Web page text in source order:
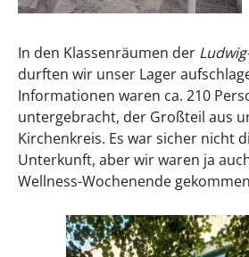
In den Klassenräumen der
durften wir unser Lager
Informationen waren ca. 210
untergebracht, der Großteil aus
Kirchenkreis. Es war sicher nicht
Unterkunft, aber wir waren ja
Wellness-Wochenende